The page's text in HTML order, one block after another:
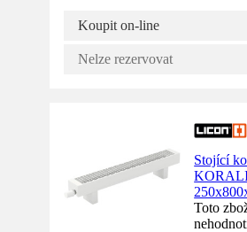
Koupit on-line
Nelze rezervovat
Stojící
Toto